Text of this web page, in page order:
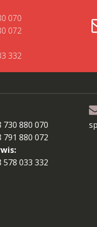
070
072
332
730 880 070
791 880 072
578 033 332